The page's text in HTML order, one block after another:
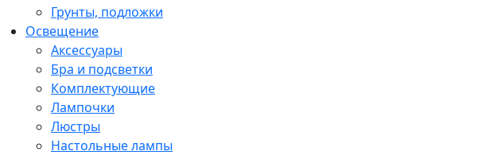
Грунты, подложки
Освещение
Аксессуары
Бра и подсветки
Комплектующие
Лампочки
Люстры
Настольные лампы